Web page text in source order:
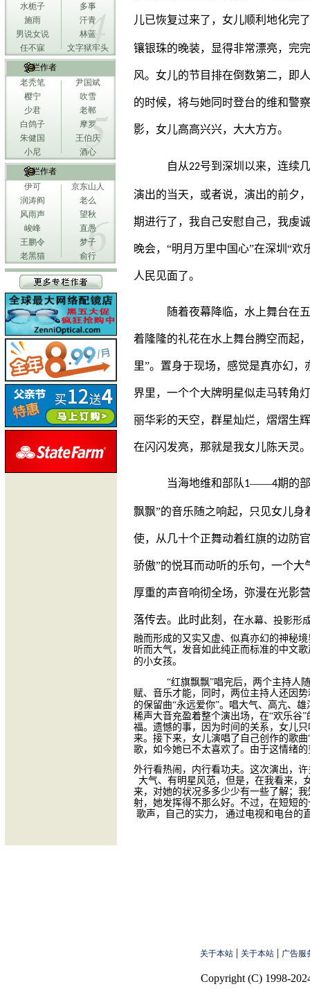
水栀子
多事
施雨
汗青
男说女说
林蓝
任不寐
文字狱牢头
专栏作者
老秃笔
尹国斌
樱宁
吹雪
少君
老郸
白鸽子
摩罗
朱健国
王伯庆
小尼
酒心
专栏作者
伊可
京东山人
润涛阎
老么
风雨声
望秋
峻峰
直愚
王鹏令
梦子
老黑猫
俞行
儿已恢复过来了，女儿顺利地化完
镶银珠的晚装，显得非常漂亮，完
风。女儿的节目排在倒数第二，即
的时候，将与她同时登台的维和警
影，女儿高高兴兴，大大方方。
自从22号到深圳以来，连续
演出的当天，或者说，演出的前夕
期进行了，我自己安慰自己，我虔
晚会，“明月万里中国心”在深圳“
人民见面了。
随着夜幕降临，水上舞台在
着隆隆的礼花在水上舞台腾空而起
里”。置身于现场，感觉是真亦幻
界里，一个个大牌明星似走马转角
丽华彩的天空，群星灿烂，熠熠生
在闪闪发亮，那就是我女儿陈天灵。
当海地维和部队1——4期的
飘飘”的音乐随之响起，只见女儿
使，从几十个正舞动着红旗的边防
骄傲”的悦耳而动听的乐句，一个
厚重的声音响彻全场，弥漫在光影
落传去。此时此刻，在水幕、投影形
融而形成的又实又虚、似真亦幻的神秘
听而大气，发音如此纯正而标准的中文
的小女孩。
“红旗飘飘”唱完后，两个主持人
赋、音乐才能，同时，两位主持人还因
的保留曲“永远爱你”。唱大气、高亢、
稀声大音充盈着整个演出场，在“欢乐谷
福。遗憾的事，因为时间的关系，女儿
来。接下来，女儿演唱了自己创作的歌
歌，如今她已不太喜欢了。由于这情绪
外行看热闹，内行看功夫。这次演出，
大气、有明星风范，但是，在我看来，
来，对她的状况多多少少有一些了解；
射，她发挥得不那么好。不过，在短短
歌声，自己的实力，
通过电视和电台的
关于本站 | 关于本站 | 广告服
Copyright (C) 1998-